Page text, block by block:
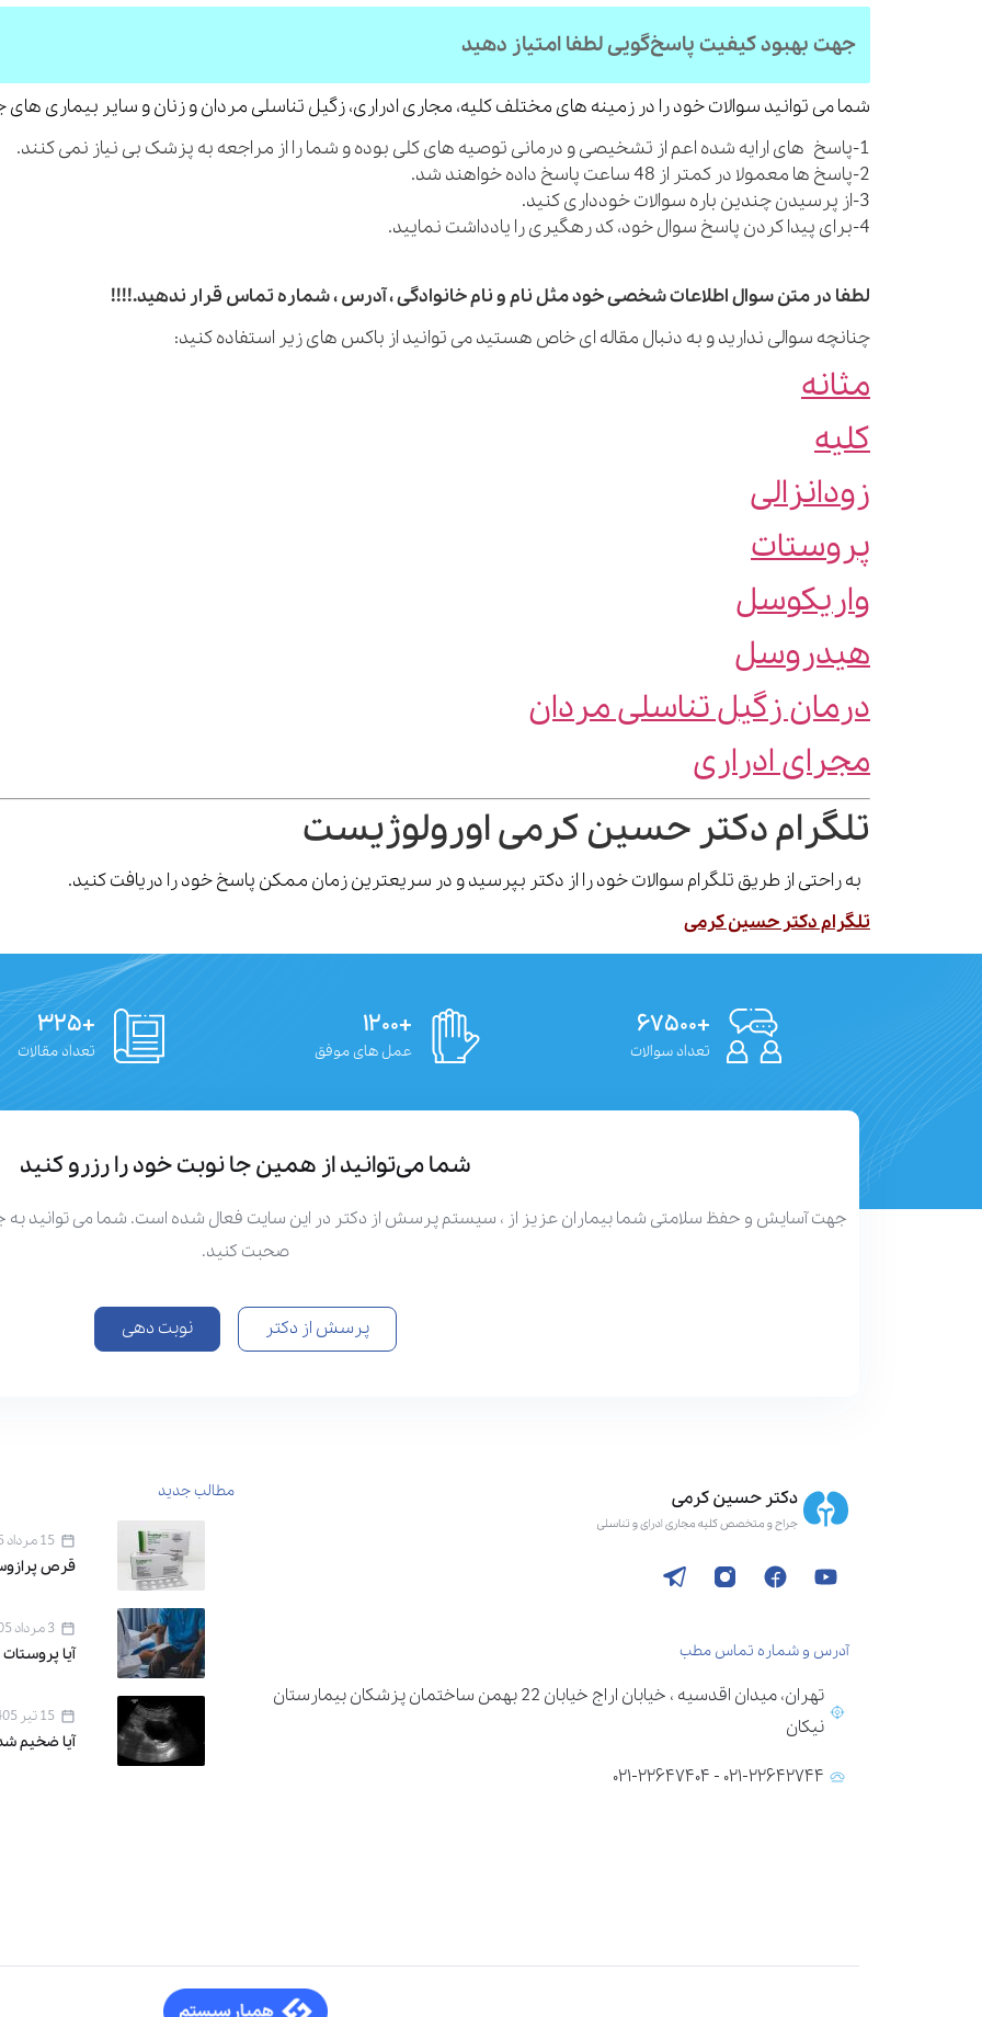
جهت بهبود کیفیت پاسخ‌گویی لطفا امتیاز دهید
شما می توانید سوالات خود را در زمینه های مختلف کلیه، مجاری ادراری، زگیل تناسلی مردان و زنان و سایر بیماری
1-پاسخ های ارایه شده اعم از تشخیصی و درمانی توصیه های کلی بوده و شما را از مراجعه به پزشک بی نیاز نمی کنند.
2-پاسخ ها معمولا در کمتر از 48 ساعت پاسخ داده خواهند شد.
3-از پرسیدن چندین باره سوالات خودداری کنید.
4-برای پیدا کردن پاسخ سوال خود، کد رهگیری را یادداشت نمایید.
لطفا در متن سوال اطلاعات شخصی خود مثل نام و نام خانوادگی ، آدرس ، شماره تماس قرار ندهید.!!!!
چنانچه سوالی ندارید و به دنبال مقاله ای خاص هستید می توانید از باکس های زیر استفاده کنید:
مثانه
کلیه
زودانزالی
پروستات
واریکوسل
هیدروسل
درمان زگیل تناسلی مردان
مجرای ادراری
تلگرام دکتر حسین کرمی اورولوژیست
به راحتی از طریق تلگرام سوالات خود را از دکتر بپرسید و در سریعترین زمان ممکن پاسخ خود را دریافت کنید.
تلگرام دکتر حسین کرمی
+۶۷۵۰۰
تعداد سوالات
+۱۲۰۰
عمل های موفق
+۳۲۵
تعداد مقالات
شما می‌توانید از همین جا نوبت خود را رزرو کنید
جهت آسایش و حفظ سلامتی شما بیماران عزیز از ، سیستم پرسش از دکتر در این سایت فعال شده است. شما می توانید
صحبت کنید.
پرسش از دکتر نوبت دهی
آدرس و شماره تماس مطب
تهران، میدان اقدسیه ، خیابان اراج خیابان 22 بهمن ساختمان پزشکان بیمارستان
نیکان
۰۲۱-۲۲۶۴۲۷۴۴ - ۰۲۱-۲۲۶۴۷۴۰۴
مطالب جدید
15 مرداد 1405
قرص پرازوسین ۱
3 مرداد 1405
آیا
15 تیر 1405
آیا ضخیم